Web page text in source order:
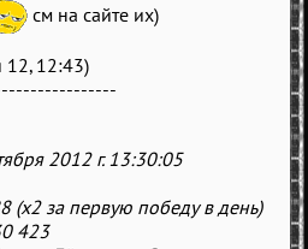
см на сайте их)
12, 12:43)
2012 г. 13:30:05
(x2 за первую победу в день)
423